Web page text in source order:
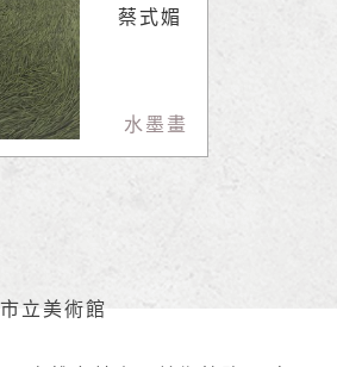
蔡式媚
水墨畫
立美術館